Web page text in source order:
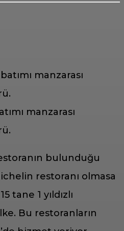
manzarası
bulunduğu
restoranı olmasa
tane 1 yıldızlı
Bu restoranların